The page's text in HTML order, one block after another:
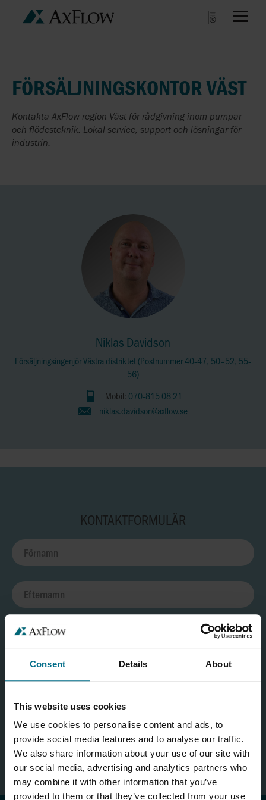
Consent Details About
This website uses cookies
We use cookies to personalise content and ads, to
provide social media features and to analyse our traffic.
We also share information about your use of our site with
our social media, advertising and analytics partners who
may combine it with other information that you’ve
provided to them or that they’ve collected from your use
FÖRSÄLJNINGSKONTOR VÄST
Kontakta AxFlow region Väst för rådgivning inom pumpar
och flödesteknik. Lokal service, support och lösningar för
industrin.
Niklas Davidson
Försäljningsingenjör Västra distriktet (Postnummer 40-47, 50–52, 55-
56)
Mobil: 070-815 08 21
niklas.davidson@axflow.se
KONTAKTFORMULÄR
Kontaktformulär
NÄSTA STEG